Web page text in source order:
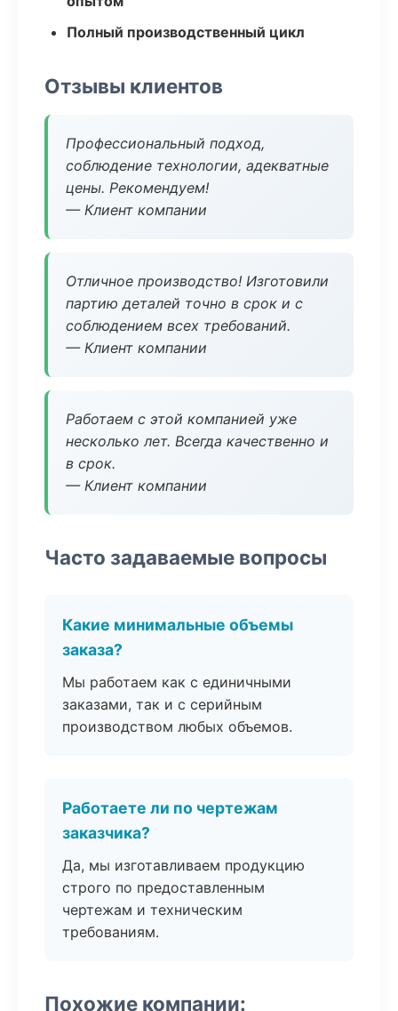
Полный производственный цикл
Отзывы клиентов
Профессиональный подход,
соблюдение технологии, адекватные
цены. Рекомендуем!
— Клиент компании
Отличное производство! Изготовили
партию деталей точно в срок и с
соблюдением всех требований.
— Клиент компании
Работаем с этой компанией уже
несколько лет. Всегда качественно и
в срок.
— Клиент компании
Часто задаваемые вопросы
Какие минимальные объемы
заказа?
Мы работаем как с единичными
заказами, так и с серийным
производством любых объемов.
Работаете ли по чертежам
заказчика?
Да, мы изготавливаем продукцию
строго по предоставленным
чертежам и техническим
требованиям.
Похожие компании: